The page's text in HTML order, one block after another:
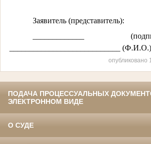
Заявитель (представитель):
_____________
____________________________ (Ф.И.О.)
опубликовано
ПОДАЧА ПРОЦЕССУАЛЬНЫХ
ЭЛЕКТРОННОМ ВИДЕ
О СУДЕ